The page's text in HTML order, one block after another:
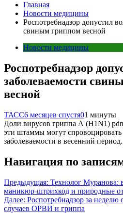
Главная
Новости медицины
Роспотребнадзор допустил
свиным гриппом весной
Новости медицины
Роспотребнадзор
заболеваемости
весной
ТАСС6 месяцев спустя01 минуты
Доли вирусов гриппа A (H1N1)
эти штаммы могут
заболеваемости в весенний период.
Навигация по
Предыдущая: Технолог Муранова:
маникюр-штрихкод и природные
Далее: Роспотребнадзор за
случаев ОРВИ и гриппа